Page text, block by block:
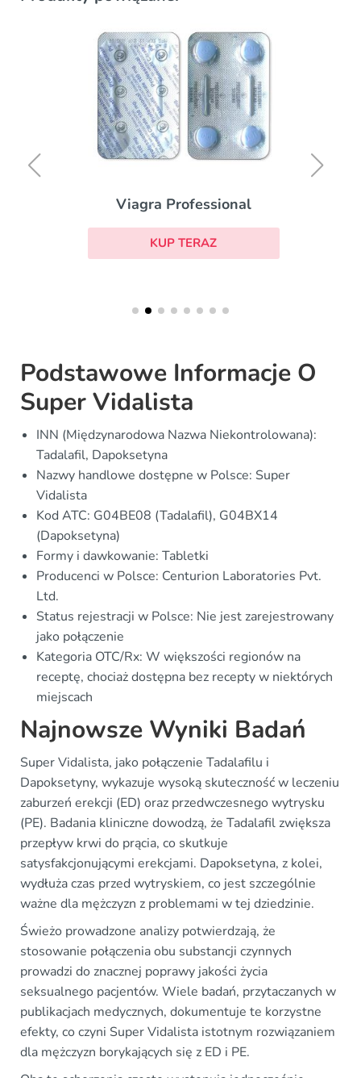
Viagra Professional
KUP TERAZ
Podstawowe Informacje O
Super Vidalista
INN (Międzynarodowa Nazwa Niekontrolowana):
Tadalafil, Dapoksetyna
Nazwy handlowe dostępne w Polsce: Super
Vidalista
Kod ATC: G04BE08 (Tadalafil), G04BX14
(Dapoksetyna)
Formy i dawkowanie: Tabletki
Producenci w Polsce: Centurion Laboratories Pvt.
Ltd.
Status rejestracji w Polsce: Nie jest zarejestrowany
jako połączenie
Kategoria OTC/Rx: W większości regionów na
receptę, chociaż dostępna bez recepty w niektórych
miejscach
Najnowsze Wyniki Badań
Super Vidalista, jako połączenie Tadalafilu i
Dapoksetyny, wykazuje wysoką skuteczność w leczeniu
zaburzeń erekcji (ED) oraz przedwczesnego wytrysku
(PE). Badania kliniczne dowodzą, że Tadalafil zwiększa
przepływ krwi do prącia, co skutkuje
satysfakcjonującymi erekcjami. Dapoksetyna, z kolei,
wydłuża czas przed wytryskiem, co jest szczególnie
ważne dla mężczyzn z problemami w tej dziedzinie.
Świeżo prowadzone analizy potwierdzają, że
stosowanie połączenia obu substancji czynnych
prowadzi do znacznej poprawy jakości życia
seksualnego pacjentów. Wiele badań, przytaczanych w
publikacjach medycznych, dokumentuje te korzystne
efekty, co czyni Super Vidalista istotnym rozwiązaniem
dla mężczyzn borykających się z ED i PE.